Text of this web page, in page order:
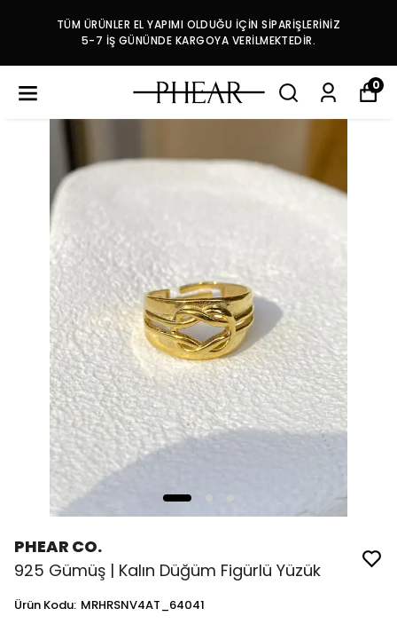
TÜM ÜRÜNLER EL YAPIMI OLDUĞU İÇİN SİPARİŞLERİNİZ
5-7 İŞ GÜNÜNDE KARGOYA VERİLMEKTEDİR.
0
PHEAR CO.
925 Gümüş | Kalın Düğüm Figürlü Yüzük
Ürün Kodu: MRHRSNV4AT_64041